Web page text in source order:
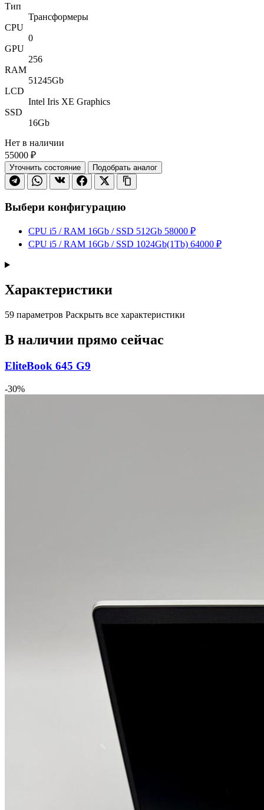
Тип
Трансформеры
CPU
0
GPU
256
RAM
51245Gb
LCD
Intel Iris XE Graphics
SSD
16Gb
Нет в наличии
55000 ₽
Уточнить состояние Подобрать аналог
Выбери конфигурацию
CPU i5 / RAM 16Gb / SSD 512Gb 58000 ₽
CPU i5 / RAM 16Gb / SSD 1024Gb(1Tb) 64000 ₽
Характеристики
59 параметров Раскрыть все характеристики
В наличии прямо сейчас
EliteBook 645 G9
-30%